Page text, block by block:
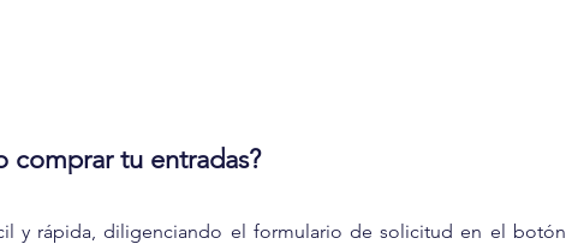
comprar tu entradas?
y rápida, diligenciando el formulario de solicitud en el botón